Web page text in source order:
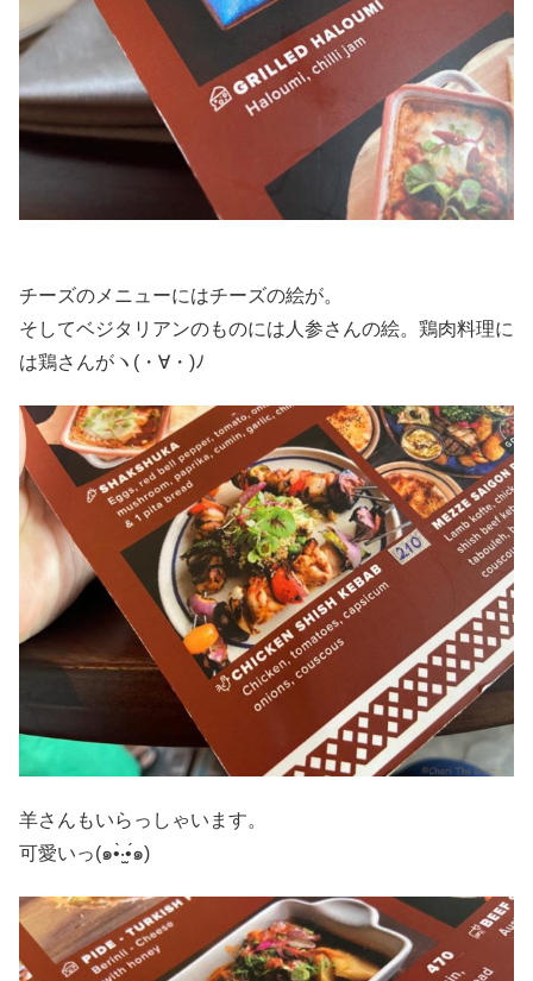
チーズのメニューにはチーズの絵が。
そしてベジタリアンのものには人参さんの絵。鶏肉料理に
は鶏さんがヽ(・∀・)ﾉ
羊さんもいらっしゃいます。
可愛いっ(๑•̀‧̫•́๑)